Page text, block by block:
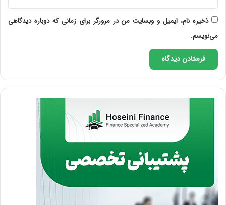
ذخیره نام، ایمیل و وبسایت من در مرورگر برای زمانی که دوباره دیدگاهی
می‌نویسم.